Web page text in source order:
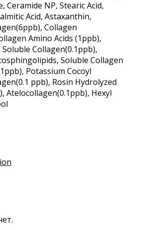
Ceramide NP, Stearic Acid,
Acid, Astaxanthin,
Collagen
Amino Acids (1ppb),
Collagen(0.1ppb),
Soluble Collagen
Potassium Cocoyl
ppb), Rosin Hydrolyzed
Atelocollagen(0.1ppb), Hexyl